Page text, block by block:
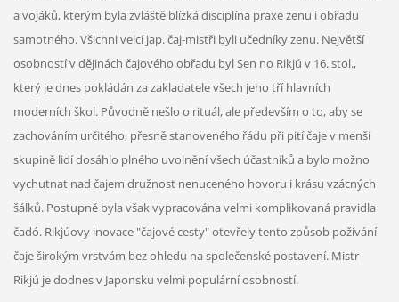
a vojáků, kterým byla zvláště blízká disciplína praxe zenu i obřadu
samotného. Všichni velcí jap. čaj-mistři byli učedníky zenu. Největší
osobností v dějinách čajového obřadu byl Sen no Rikjú v 16. stol.,
který je dnes pokládán za zakladatele všech jeho tří hlavních
moderních škol. Původně nešlo o rituál, ale především o to, aby se
zachováním určitého, přesně stanoveného řádu při pití čaje v menší
skupině lidí dosáhlo plného uvolnění všech účastníků a bylo možno
vychutnat nad čajem družnost nenuceného hovoru i krásu vzácných
šálků. Postupně byla však vypracována velmi komplikovaná pravidla
čadó. Rikjúovy inovace "čajové cesty" otevřely tento způsob požívání
čaje širokým vrstvám bez ohledu na společenské postavení. Mistr
Rikjú je dodnes v Japonsku velmi populární osobností.